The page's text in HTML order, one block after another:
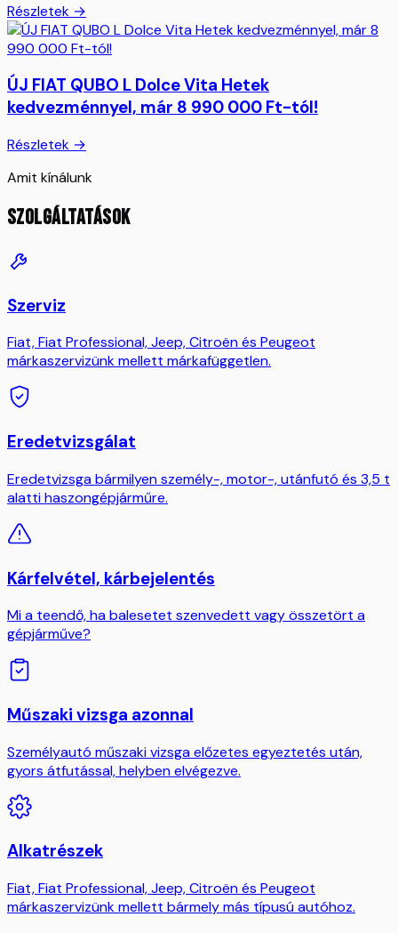
Részletek →
ÚJ FIAT QUBO L Dolce Vita Hetek
kedvezménnyel, már 8 990 000 Ft-tól!
Részletek →
Amit kínálunk
SZOLGÁLTATÁSOK
Szerviz
Fiat, Fiat Professional, Jeep, Citroën és Peugeot
márkaszervizünk mellett márkafüggetlen.
Eredetvizsgálat
Eredetvizsga bármilyen személy-, motor-, utánfutó és 3,5 t
alatti haszongépjárműre.
Kárfelvétel, kárbejelentés
Mi a teendő, ha balesetet szenvedett vagy összetört a
gépjárműve?
Műszaki vizsga azonnal
Személyautó műszaki vizsga előzetes egyeztetés után,
gyors átfutással, helyben elvégezve.
Alkatrészek
Fiat, Fiat Professional, Jeep, Citroën és Peugeot
márkaszervizünk mellett bármely más típusú autóhoz.